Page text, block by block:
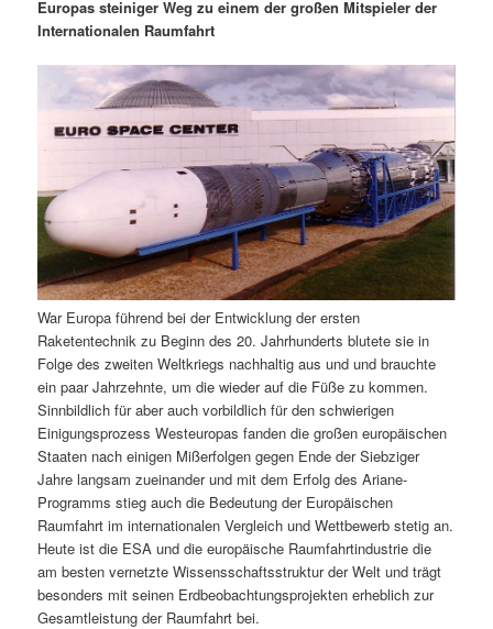
e
n
I
n
h
a
l
t
s
p
r
ä
r
e
n
I
n
h
a
l
t
s
n
a
o
n
Europas steiniger Weg zu einem der großen Mitspieler der
Internationalen Raumfahrt
War Europa führend bei der Entwicklung der ersten
Raketentechnik zu Beginn des 20. Jahrhunderts blutete sie in
Folge des zweiten Weltkriegs nachhaltig aus und und brauchte
ein paar Jahrzehnte, um die wieder auf die Füße zu kommen.
Sinnbildlich für aber auch vorbildlich für den schwierigen
Einigungsprozess Westeuropas fanden die großen europäischen
Staaten nach einigen Mißerfolgen gegen Ende der Siebziger
Jahre langsam zueinander und mit dem Erfolg des Ariane-
Programms stieg auch die Bedeutung der Europäischen
Raumfahrt im internationalen Vergleich und Wettbewerb stetig an.
Heute ist die ESA und die europäische Raumfahrtindustrie die
am besten vernetzte Wissensschaftsstruktur der Welt und trägt
besonders mit seinen Erdbeobachtungsprojekten erheblich zur
Gesamtleistung der Raumfahrt bei.